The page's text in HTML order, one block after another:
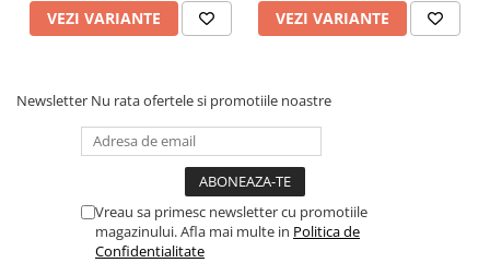
VEZI VARIANTE VEZI VARIANTE
Newsletter Nu rata ofertele si promotiile noastre
Vreau sa primesc newsletter cu promotiile
magazinului. Afla mai multe in Politica de
Confidentialitate